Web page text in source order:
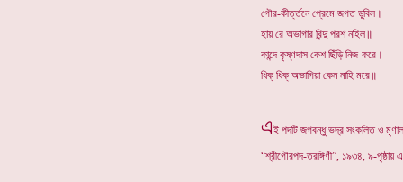
গৌর-কীর্ত্তনে প্রেমে জগত ডুবিল।
হায় রে অভাগার বিন্দু পরশ নহিল॥
কান্দে কৃষ্ণদাস কেশ ছিঁড়ি নিজ-করে।
ধিক্ ধিক্ অভাগিয়া কেন নাহি মরে॥
এই পদটি জগবন্ধু ভদ্র সংকলিত ও
“শ্রীগৌরপদ-তরঙ্গিণী”, ১৯৩৪, ৯-পৃষ্ঠায়